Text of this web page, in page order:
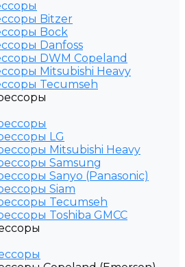
Bitzer
Bock
Danfoss
DWM Copeland
Mitsubishi Heavy
Tecumseh
LG
Mitsubishi Heavy
Samsung
Sanyo (Panasonic)
Siam
Tecumseh
Toshiba GMCC